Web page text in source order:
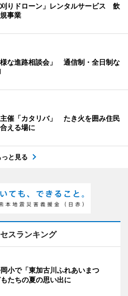
りドローン」レンタルサービス 飲
事業
な進路相談会」 通信制・全日制な
催「カタリバ」 たき火を囲み住民
える場に
っと見る
スランキング
小で「東加古川ふれあいまつ
たちの夏の思い出に